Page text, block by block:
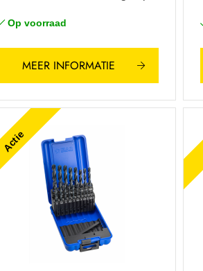
Op voorraad
MEER INFORMATIE
Actie